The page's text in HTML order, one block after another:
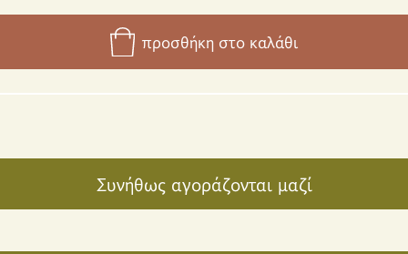
προσθήκη στο καλάθι
Συνήθως αγοράζονται μαζί